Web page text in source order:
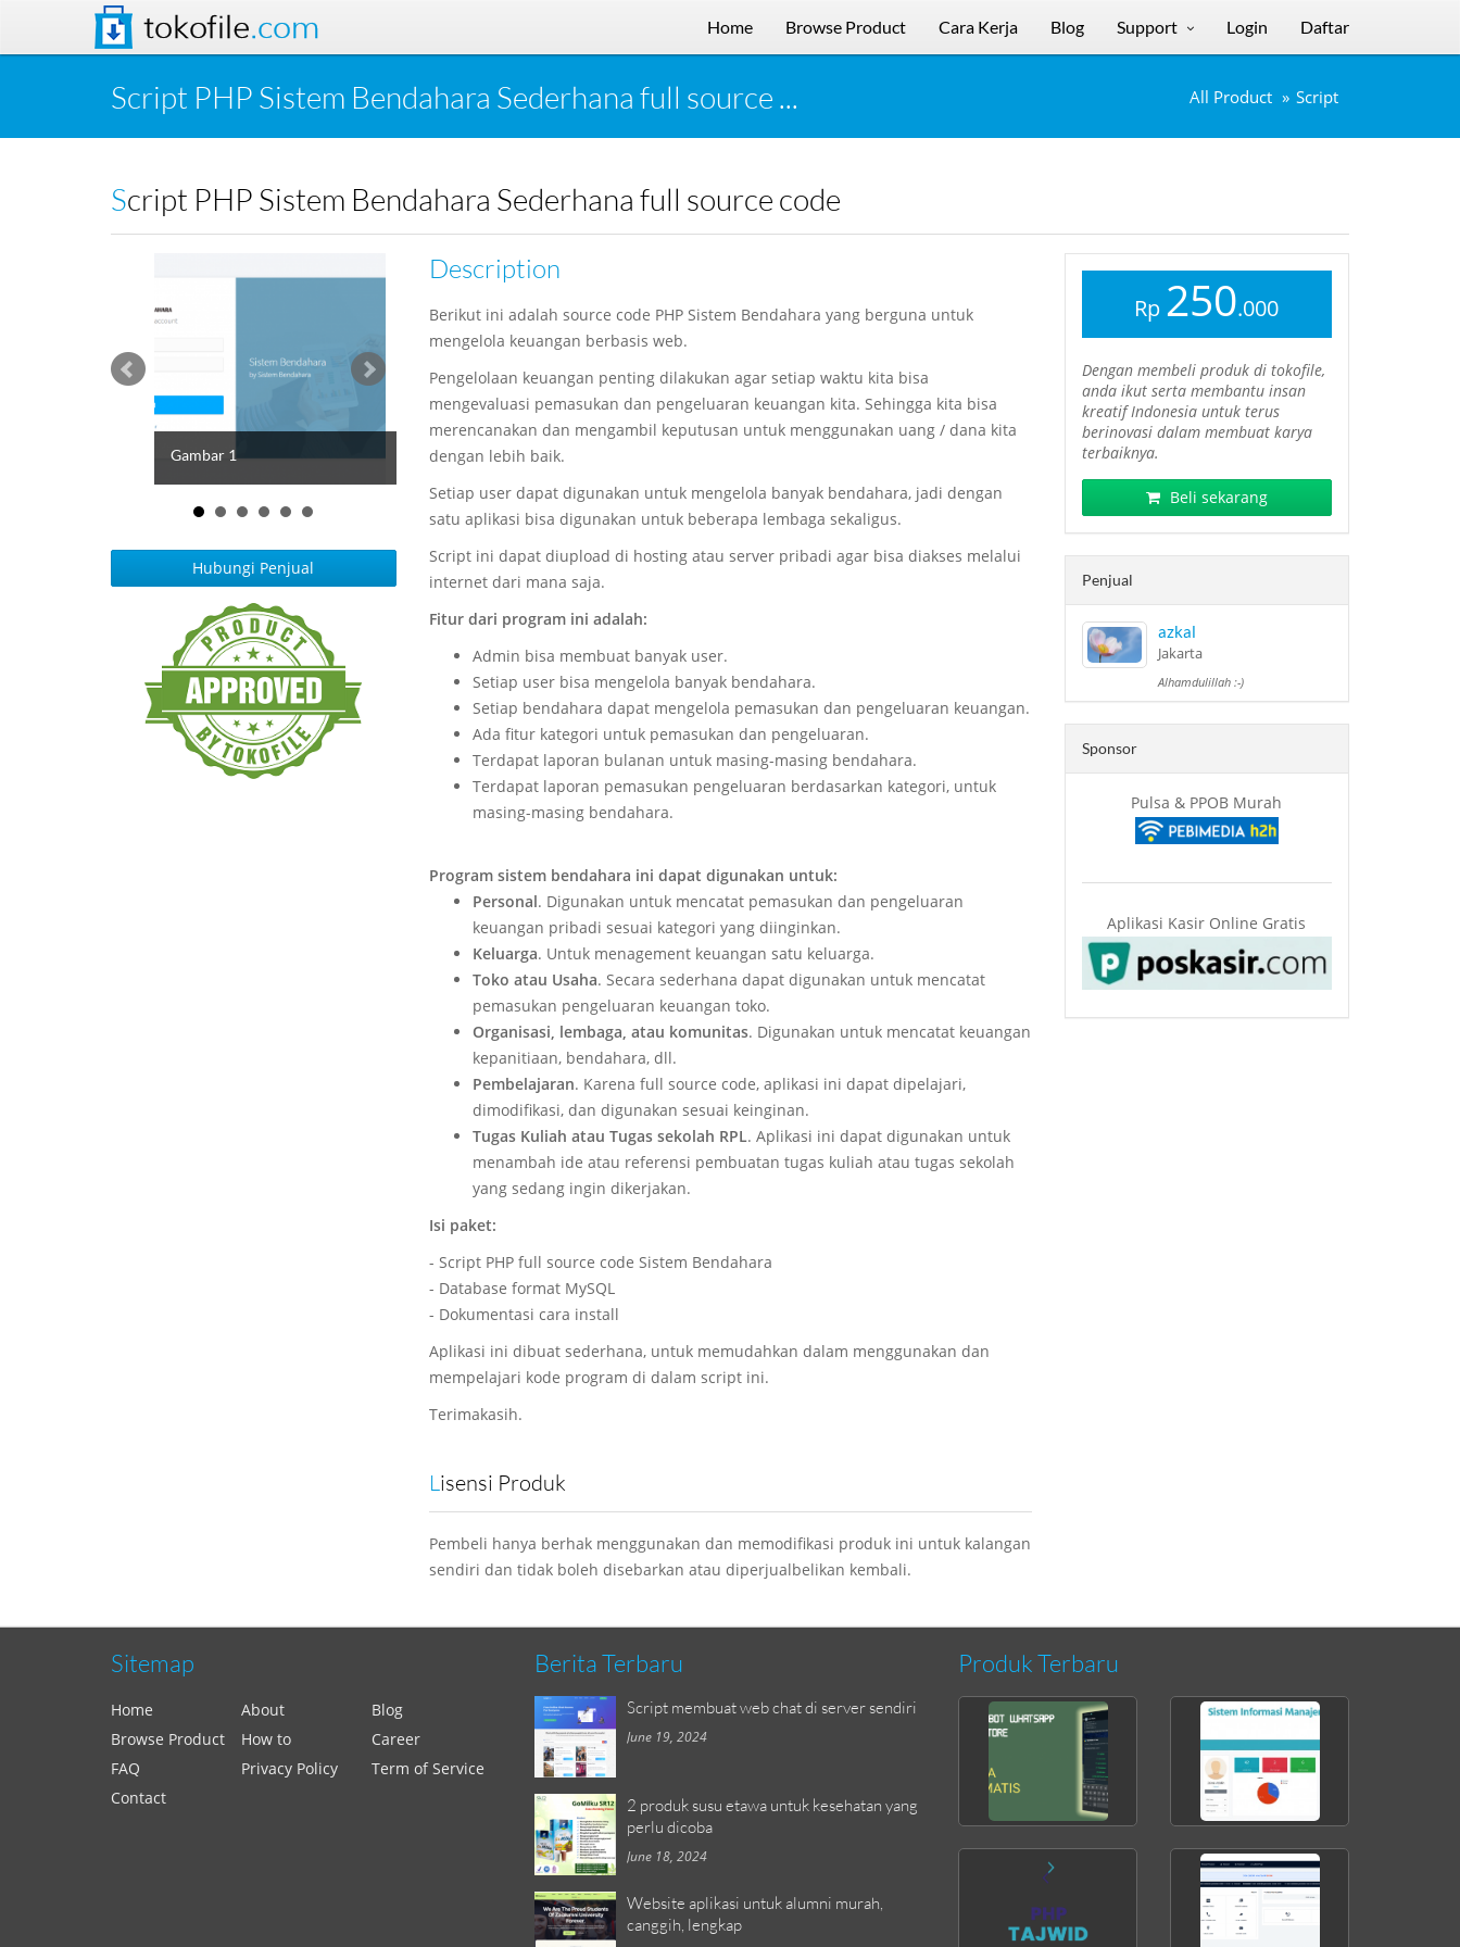
tokofile.com Home Browse Product Cara Kerja Blog Support Login Daftar
Script PHP Sistem Bendahara Sederhana full source ... All Product Script
Script PHP Sistem Bendahara Sederhana full source code
Gambar 1
Hubungi Penjual
Description
Berikut ini adalah source code PHP Sistem Bendahara yang berguna untuk
mengelola keuangan berbasis web.
Pengelolaan keuangan penting dilakukan agar setiap waktu kita bisa
mengevaluasi pemasukan dan pengeluaran keuangan kita. Sehingga kita bisa
merencanakan dan mengambil keputusan untuk menggunakan uang / dana kita
dengan lebih baik.
Setiap user dapat digunakan untuk mengelola banyak bendahara, jadi dengan
satu aplikasi bisa digunakan untuk beberapa lembaga sekaligus.
Script ini dapat diupload di hosting atau server pribadi agar bisa diakses melalui
internet dari mana saja.
Fitur dari program ini adalah:
Admin bisa membuat banyak user.
Setiap user bisa mengelola banyak bendahara.
Setiap bendahara dapat mengelola pemasukan dan pengeluaran keuangan.
Ada fitur kategori untuk pemasukan dan pengeluaran.
Terdapat laporan bulanan untuk masing-masing bendahara.
Terdapat laporan pemasukan pengeluaran berdasarkan kategori, untuk
masing-masing bendahara.
Program sistem bendahara ini dapat digunakan untuk:
Personal. Digunakan untuk mencatat pemasukan dan pengeluaran
keuangan pribadi sesuai kategori yang diinginkan.
Keluarga. Untuk menagement keuangan satu keluarga.
Toko atau Usaha. Secara sederhana dapat digunakan untuk mencatat
pemasukan pengeluaran keuangan toko.
Organisasi, lembaga, atau komunitas. Digunakan untuk mencatat keuangan
kepanitiaan, bendahara, dll.
Pembelajaran. Karena full source code, aplikasi ini dapat dipelajari,
dimodifikasi, dan digunakan sesuai keinginan.
Tugas Kuliah atau Tugas sekolah RPL. Aplikasi ini dapat digunakan untuk
menambah ide atau referensi pembuatan tugas kuliah atau tugas sekolah
yang sedang ingin dikerjakan.
Isi paket:
- Script PHP full source code Sistem Bendahara
- Database format MySQL
- Dokumentasi cara install
Aplikasi ini dibuat sederhana, untuk memudahkan dalam menggunakan dan
mempelajari kode program di dalam script ini.
Terimakasih.
Lisensi Produk
Pembeli hanya berhak menggunakan dan memodifikasi produk ini untuk kalangan
sendiri dan tidak boleh disebarkan atau diperjualbelikan kembali.
Rp 250.000
Dengan membeli produk di tokofile,
anda ikut serta membantu insan
kreatif Indonesia untuk terus
berinovasi dalam membuat karya
terbaiknya.
Beli sekarang
Penjual
azkal
Jakarta
Alhamdulillah :-)
Sponsor
Pulsa & PPOB Murah
Aplikasi Kasir Online Gratis
Sitemap
Home About
Blog
Browse Product
How to
Career
FAQ
Privacy Policy
Term of Service
Contact
Berita Terbaru
Script membuat web chat di server sendiri
June 19, 2024
2 produk susu etawa untuk kesehatan yang
perlu dicoba
June 18, 2024
Website aplikasi untuk alumni murah,
canggih, lengkap
Produk Terbaru